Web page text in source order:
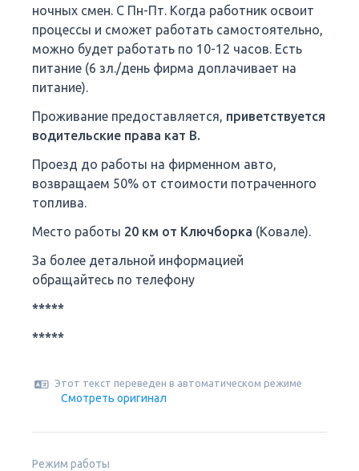
ночных смен. С Пн-Пт. Когда работник освоит
процессы и сможет работать самостоятельно,
можно будет работать по 10-12 часов. Есть
питание (6 зл./день фирма доплачивает на
питание).
Проживание предоставляется, приветствуется
водительские права кат В.
Проезд до работы на фирменном авто,
возвращаем 50% от стоимости потраченного
топлива.
Место работы 20 км от Ключборка (Ковале).
За более детальной информацией
обращайтесь по телефону
*****
*****
Этот текст переведен в автоматическом режиме
Смотреть оригинал
Режим работы